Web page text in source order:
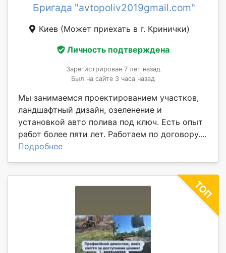
Бригада "avtopoliv2019gmail.com"
Киев (Может приехать в г. Кринички)
Личность подтверждена
Зарегистрирован 7 лет назад
Был на сайте 3 часа назад
Мы занимаемся проектированием участков,
ландшафтный дизайн, озеленение и
установкой авто полива под ключ. Есть опыт
работ более пяти лет. Работаем по договору....
Подробнее